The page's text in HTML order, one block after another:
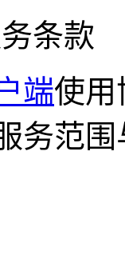
条款
端使用
务范